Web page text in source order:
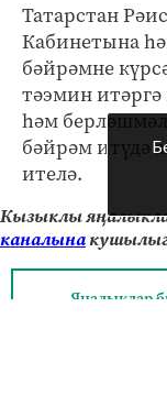
Татарстан
Кабинетына
бәйрәмне
тәэмин
һәм
бәйрәм итүдә
ителә.
Кызыклы
каналына
Яңалыклар